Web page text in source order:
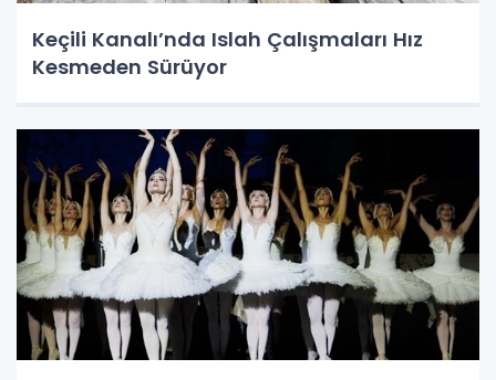
Keçili Kanalı’nda Islah Çalışmaları Hız
Kesmeden Sürüyor